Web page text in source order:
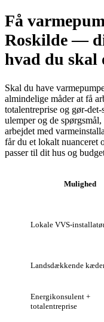
Få
Roskilde —
hvad du skal
Skal du have
almindelige måder at få
totalentreprise og
ulemper og de
arbejdet med
får du et lokalt nuanceret
passer til dit hus og
Mulighed
Lokale
Landsdækkende
Energikonsulent +
totalentreprise